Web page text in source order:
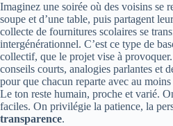
Imaginez une soirée où des voisins se
soupe et d’une table, puis partagent
collecte de fournitures scolaires se
intergénérationnel. C’est ce type de
collectif, que le projet vise à
conseils courts, analogies parlantes et
pour que chacun reparte avec au
Le ton reste humain, proche et varié.
faciles. On privilégie la patience, la
transparence.